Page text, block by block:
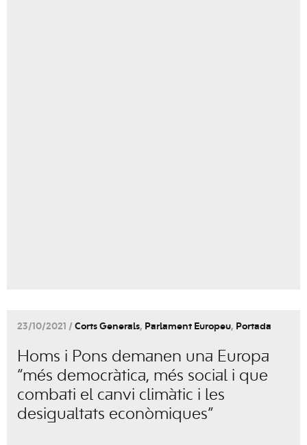
23/10/2021 / Corts Generals, Parlament Europeu, Portada
Homs i Pons demanen una Europa
“més democràtica, més social i que
combati el canvi climàtic i les
desigualtats econòmiques”